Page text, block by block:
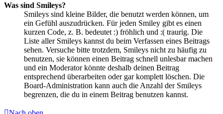
Was sind Smileys?
Smileys sind kleine Bilder, die benutzt werden können, um
ein Gefühl auszudrücken. Für jeden Smiley gibt es einen
kurzen Code, z. B. bedeutet :) fröhlich und :( traurig. Die
Liste aller Smileys kannst du beim Verfassen eines Beitrags
sehen. Versuche bitte trotzdem, Smileys nicht zu häufig zu
benutzen, sie können einen Beitrag schnell unlesbar machen
und ein Moderator könnte deshalb deinen Beitrag
entsprechend überarbeiten oder gar komplett löschen. Die
Board-Administration kann auch die Anzahl der Smileys
begrenzen, die du in einem Beitrag benutzen kannst.